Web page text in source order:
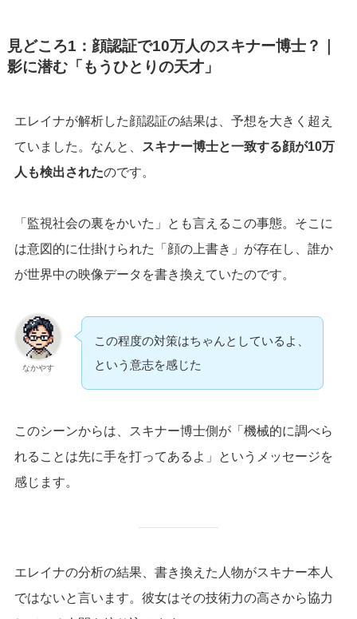
見どころ1：顔認証で10万人のスキナー博士？｜
影に潜む「もうひとりの天才」
エレイナが解析した顔認証の結果は、予想を大きく超え
ていました。なんと、
スキナー博士と一致する顔が10万
人も検出されたのです。
「監視社会の裏をかいた」とも言えるこの事態。そこに
は意図的に仕掛けられた「顔の上書き」が存在し、誰か
が世界中の映像データを書き換えていたのです。
なかやす
この程度の対策はちゃんとしているよ、
という意志を感じた
このシーンからは、スキナー博士側が「機械的に調べら
れることは先に手を打ってあるよ」というメッセージを
感じます。
エレイナの分析の結果、書き換えた人物がスキナー本人
ではないと言います。彼女はその技術力の高さから協力